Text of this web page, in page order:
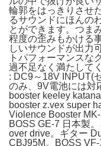
輪郭をはっきりさせ
るサウンドにほんの
とができます。つま
程度の歪みもかける
しいサウンドが出力
トパフォーマンスな
過不足なく満たして
: DC9～18V INPUT(
のみ、9V電池には対
booster keeley
booster z.vex super
Violence Booster
BOSS GE-7 日本製
over drive。ギター
CBJ95M。BOSS VF-